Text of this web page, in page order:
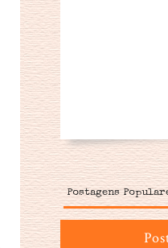
Postagens